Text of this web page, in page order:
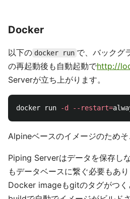
以下のコマンドで、ダウンロード
http://localhost:8888
にPiping
す。
./piping-server-macos --
環境を汚さないのと導入が手軽な
...-alpine 、 ...-macos 、 ...-
GitHub release
にあります。git
動で GitHub release
ビルドした
ように自動化しました。現在は